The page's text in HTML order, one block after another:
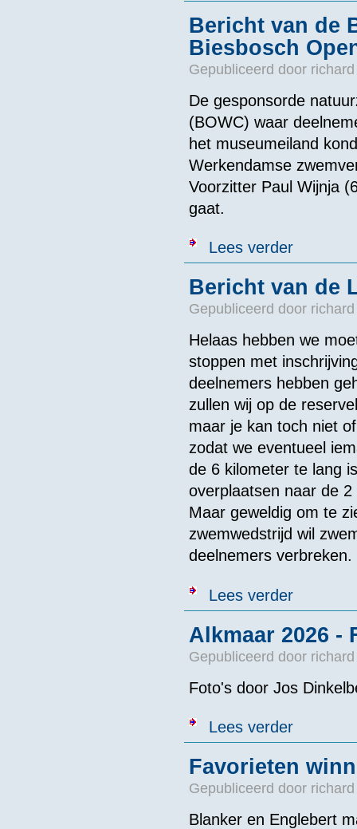
Bericht van de
Biesbosch
Gepubliceerd door
De gesponsorde
(BOWC) waar
het museumeiland
Werkendamse
Voorzitter Paul Wijnja
gaat.
Lees verderover Bericht
Bericht van de
Gepubliceerd door
Helaas hebben we
stoppen met
deelnemers hebben
zullen wij op de
maar je kan toch niet
zodat we eventueel
de 6 kilometer te lang
overplaatsen naar de
Maar geweldig om te
zwemwedstrijd wil
deelnemers
Lees verderover Bericht
Alkmaar 2026 -
Gepubliceerd door
Foto's door Jos
Lees verderover Alkmaar
Favorieten
Gepubliceerd door
Blanker en Englebert